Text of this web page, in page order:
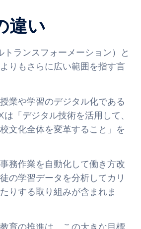
違い
ランスフォーメーション）と
りもさらに広い範囲を指す言
業や学習のデジタル化である
「デジタル技術を活用して、
文化全体を変革すること」を
務作業を自動化して働き方改
の学習データを分析してカリ
りする取り組みが含まれま